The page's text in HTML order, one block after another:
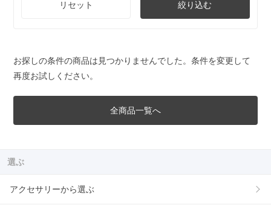
リセット 絞り込む
お探しの条件の商品は見つかりませんでした。条件を変更して
再度お試しください。
全商品一覧へ
選ぶ
アクセサリーから選ぶ